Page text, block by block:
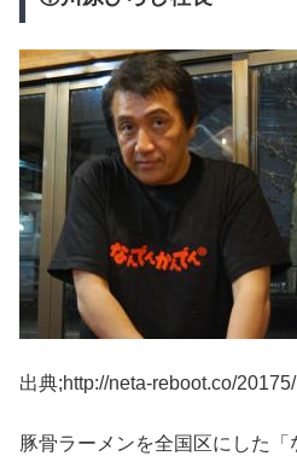
出典;http://neta-reboot.co/20175/
豚骨ラーメンを全国区にした「